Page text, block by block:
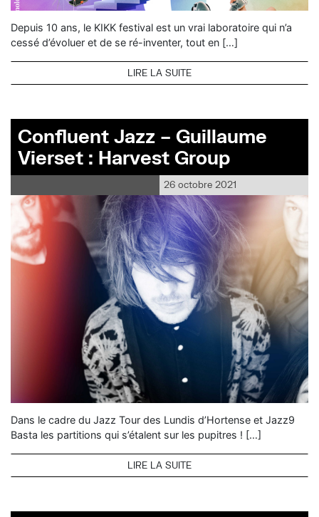
Depuis 10 ans, le KIKK festival est un vrai laboratoire qui n’a
cessé d’évoluer et de se ré-inventer, tout en […]
LIRE LA SUITE
Confluent Jazz – Guillaume
Vierset : Harvest Group
26 octobre 2021
Dans le cadre du Jazz Tour des Lundis d’Hortense et Jazz9
Basta les partitions qui s’étalent sur les pupitres ! […]
LIRE LA SUITE